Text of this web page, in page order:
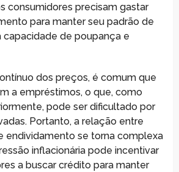
consumidores precisam gastar
para manter seu padrão de
capacidade de poupança e
dos preços, é comum que
a empréstimos, o que, como
pode ser dificultado por
Portanto, a relação entre
endividamento se torna complexa
inflacionária pode incentivar
a buscar crédito para manter